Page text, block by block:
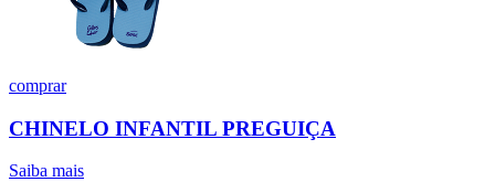
comprar
CHINELO INFANTIL PREGUIÇA
Saiba mais